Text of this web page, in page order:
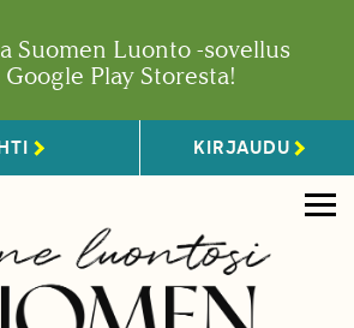
Suomen Luonto -sovellus
Google Play Storesta!
KIRJAUDU